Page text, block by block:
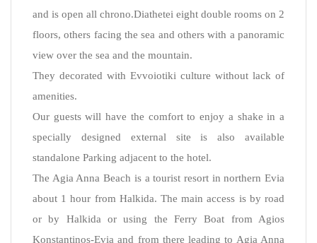
and is open all chrono.Diathetei eight double rooms on 2
floors, others facing the sea and others with a panoramic
view over the sea and the mountain.
They decorated with Evvoiotiki culture without lack of
amenities.
Our guests will have the comfort to enjoy a shake in a
specially designed external site is also available
standalone Parking adjacent to the hotel.
The Agia Anna Beach is a tourist resort in northern Evia
about 1 hour from Halkida. The main access is by road
or by Halkida or using the Ferry Boat from Agios
Konstantinos-Evia and from there leading to Agia Anna